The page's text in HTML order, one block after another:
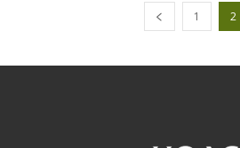
1 2